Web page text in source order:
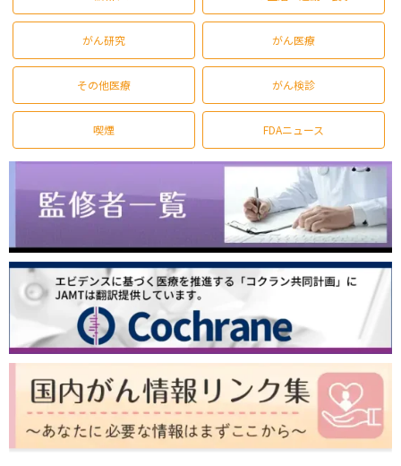
がん研究 がん医療
その他医療 がん検診
喫煙 FDAニュース